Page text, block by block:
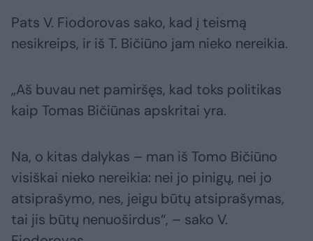
Pats V. Fiodorovas sako, kad į teismą
nesikreips, ir iš T. Bičiūno jam nieko nereikia.
„Aš buvau net pamiršęs, kad toks politikas
kaip Tomas Bičiūnas apskritai yra.
Na, o kitas dalykas – man iš Tomo Bičiūno
visiškai nieko nereikia: nei jo pinigų, nei jo
atsiprašymo, nes, jeigu būtų atsiprašymas,
tai jis būtų nenuoširdus“, – sako V.